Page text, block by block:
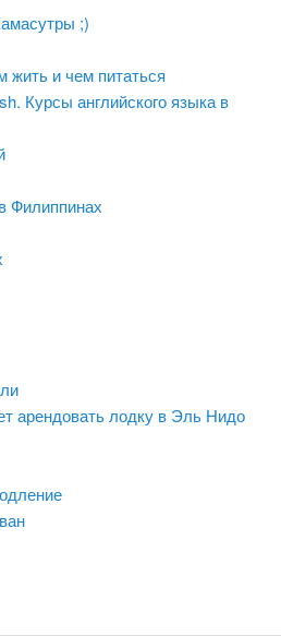
;)
жить и чем питаться
Курсы английского языка в
Филиппинах
арендовать лодку в Эль Нидо